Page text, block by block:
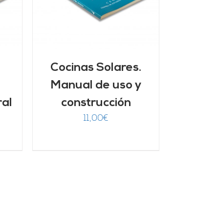
Cocinas Solares.
Manual de uso y
construcción
11,00€